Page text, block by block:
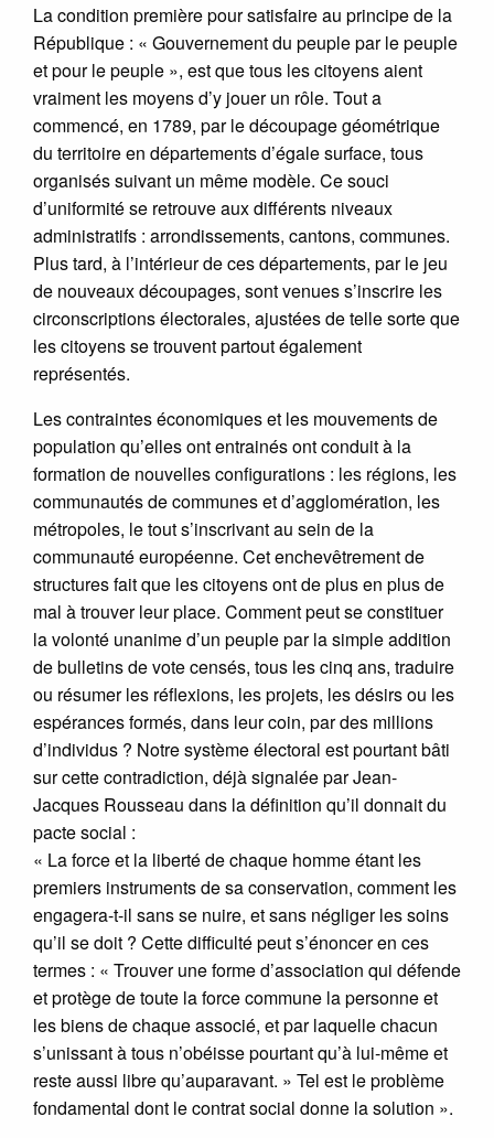
La condition première pour satisfaire au principe de la
République : « Gouvernement du peuple par le peuple
et pour le peuple », est que tous les citoyens aient
vraiment les moyens d’y jouer un rôle. Tout a
commencé, en 1789, par le découpage géométrique
du territoire en départements d’égale surface, tous
organisés suivant un même modèle. Ce souci
d’uniformité se retrouve aux différents niveaux
administratifs : arrondissements, cantons, communes.
Plus tard, à l’intérieur de ces départements, par le jeu
de nouveaux découpages, sont venues s’inscrire les
circonscriptions électorales, ajustées de telle sorte que
les citoyens se trouvent partout également
représentés.
Les contraintes économiques et les mouvements de
population qu’elles ont entrainés ont conduit à la
formation de nouvelles configurations : les régions, les
communautés de communes et d’agglomération, les
métropoles, le tout s’inscrivant au sein de la
communauté européenne. Cet enchevêtrement de
structures fait que les citoyens ont de plus en plus de
mal à trouver leur place. Comment peut se constituer
la volonté unanime d’un peuple par la simple addition
de bulletins de vote censés, tous les cinq ans, traduire
ou résumer les réflexions, les projets, les désirs ou les
espérances formés, dans leur coin, par des millions
d’individus ? Notre système électoral est pourtant bâti
sur cette contradiction, déjà signalée par Jean-
Jacques Rousseau dans la définition qu’il donnait du
pacte social :
« La force et la liberté de chaque homme étant les
premiers instruments de sa conservation, comment les
engagera-t-il sans se nuire, et sans négliger les soins
qu’il se doit ? Cette difficulté peut s’énoncer en ces
termes : « Trouver une forme d’association qui défende
et protège de toute la force commune la personne et
les biens de chaque associé, et par laquelle chacun
s’unissant à tous n’obéisse pourtant qu’à lui-même et
reste aussi libre qu’auparavant. » Tel est le problème
fondamental dont le contrat social donne la solution ».